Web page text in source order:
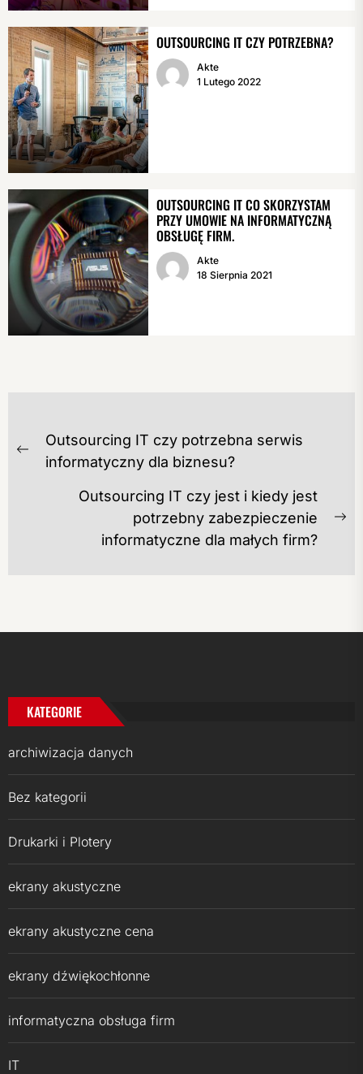
OUTSOURCING IT CZY POTRZEBNA?
Akte
1 Lutego 2022
OUTSOURCING IT CO SKORZYSTAM
PRZY UMOWIE NA INFORMATYCZNĄ
OBSŁUGĘ FIRM.
Akte
18 Sierpnia 2021
NAWIGACJA
WPISU
Previous
Outsourcing IT czy potrzebna serwis
informatyczny dla biznesu?
Outsourcing IT czy jest i kiedy jest
potrzebny zabezpieczenie
informatyczne dla małych firm?
KATEGORIE
archiwizacja danych
Bez kategorii
Drukarki i Plotery
ekrany akustyczne
ekrany akustyczne cena
ekrany dźwiękochłonne
informatyczna obsługa firm
IT